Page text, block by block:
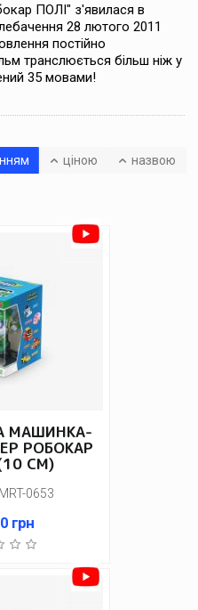
ПОЛІ" з'явилася в
28 лютого 2011
постійно
транслюється більш ніж у
35 мовами!
ціною назвою
МАШИНКА-
РОБОКАР
СМ)
MRT-0653
грн